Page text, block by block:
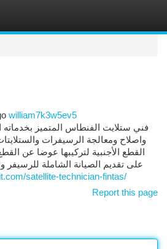
william7k3w5ev5
فني ستلايت الفنطاس المتميز بخدماته
واصلاح ومعالجة الرسيفرات
القطع الأجنبية لتركيبها عوضا عن
على تقديم الصيانة الشاملة للرسيفر
satellite-technician-fintas/
Report this page